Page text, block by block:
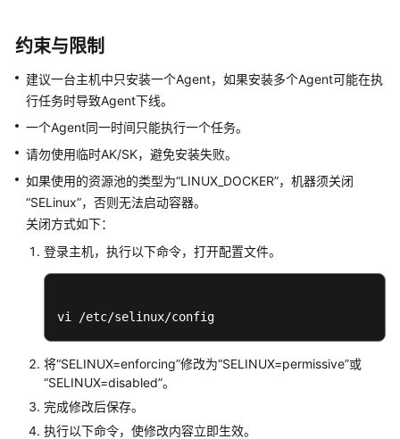
制
权
限
购
CodeArts
新
建
建
CodeArts
项
目
约束与限制
建议一台主机中只安装一个Agent，如果安装多个Agent可能在执
行任务时导致Agent下线。
一个Agent同一时间只能执行一个任务。
请勿使用临时AK/SK，避免安装失败。
如果使用的资源池的类型为“LINUX_DOCKER”，机器须关闭
“SELinux”，否则无法启动容器。
关闭方式如下：
登录主机，执行以下命令，打开配置文件。
vi /etc/selinux/config
将“SELINUX=enforcing”修改为“SELINUX=permissive”或
“SELINUX=disabled”。
完成修改后保存。
执行以下命令，使修改内容立即生效。